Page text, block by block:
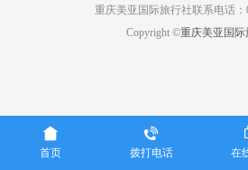
重庆美亚国际旅行社联系电话：
Copyright ©重庆美亚国际

首页

拨打电话 在